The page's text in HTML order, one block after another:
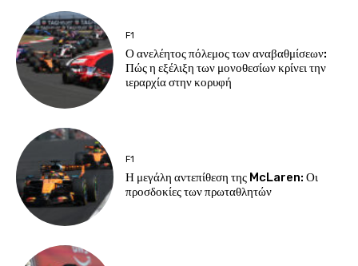
F1
Ο ανελέητος πόλεμος των αναβαθμίσεων:
Πώς η εξέλιξη των μονοθεσίων κρίνει την
ιεραρχία στην κορυφή
F1
Η μεγάλη αντεπίθεση της McLaren: Οι
προσδοκίες των πρωταθλητών